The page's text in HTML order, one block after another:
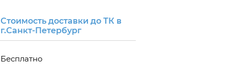
Стоимость доставки до ТК в
г.Санкт-Петербург
Бесплатно